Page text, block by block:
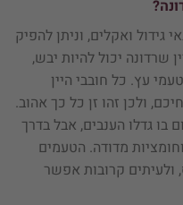
גידול ואקלים, וניתן להפיק
שרדונה יכול להיות יבש,
עץ. כל חובבי היין
ולכן זהו זן כל כך אהוב.
גדלו הענבים, אבל בדרך
מדודה. הטעמים
ולעיתים קרובות אפשר